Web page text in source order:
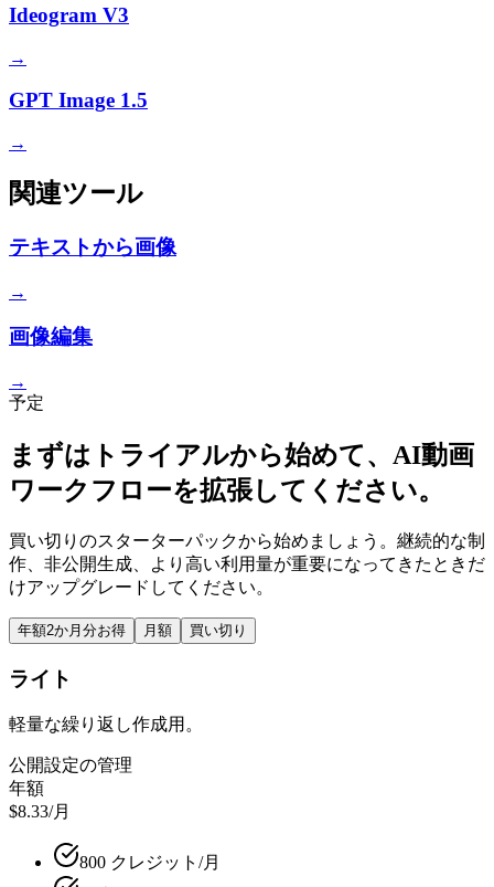
Ideogram V3
→
GPT Image 1.5
→
関連ツール
テキストから画像
→
画像編集
→
予定
まずはトライアルから始めて、AI動画
ワークフローを拡張してください。
買い切りのスターターパックから始めましょう。継続的な制
作、非公開生成、より高い利用量が重要になってきたときだ
けアップグレードしてください。
年額2か月分お得 月額 買い切り
ライト
軽量な繰り返し作成用。
公開設定の管理
年額
$8.33/月
800 クレジット/月